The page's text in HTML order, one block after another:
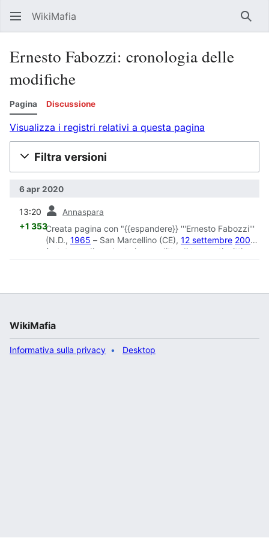
WikiMafia
Ernesto Fabozzi: cronologia delle
modifiche
Pagina Discussione
Visualizza i registri relativi a questa pagina
Filtra versioni
6 apr 2020
13:20 Annaspara
+1 353Creata pagina con "{{espandere}} '''Ernesto Fabozzi'''
(N.D., 1965 – San Marcellino (CE), 12 settembre 2008)
è stato un dipendente in una ditta di trasporti, vittima
innocente de..."
WikiMafia
Informativa sulla privacy Desktop